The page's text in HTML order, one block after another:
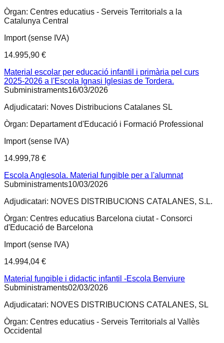
Òrgan: Centres educatius - Serveis Territorials a la
Catalunya Central
Import (sense IVA)
14.995,90 €
Material escolar per educació infantil i primària pel curs
2025-2026 a l'Escola Ignasi Iglesias de Tordera.
Subministraments16/03/2026
Adjudicatari: Noves Distribucions Catalanes SL
Òrgan: Departament d'Educació i Formació Professional
Import (sense IVA)
14.999,78 €
Escola Anglesola. Material fungible per a l'alumnat
Subministraments10/03/2026
Adjudicatari: NOVES DISTRIBUCIONS CATALANES, S.L.
Òrgan: Centres educatius Barcelona ciutat - Consorci
d'Educació de Barcelona
Import (sense IVA)
14.994,04 €
Material fungible i didactic infantil -Escola Benviure
Subministraments02/03/2026
Adjudicatari: NOVES DISTRIBUCIONS CATALANES, SL
Òrgan: Centres educatius - Serveis Territorials al Vallès
Occidental